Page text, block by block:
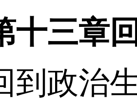
十三章
治生